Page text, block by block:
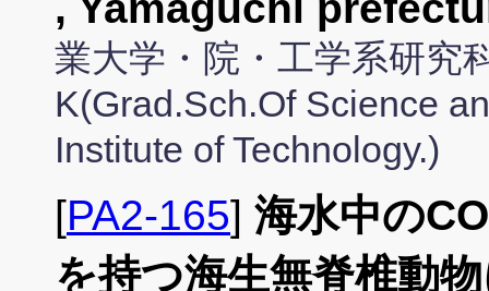
業大学・院・工学系研究
K(Grad.Sch.Of Science
Institute of Technology.)
[PA2-165] 海水中のCO
を持つ海生無脊椎動